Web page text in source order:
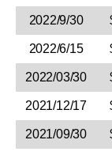
2022/9/30
2022/6/15
2022/03/30
2021/12/17
2021/09/30